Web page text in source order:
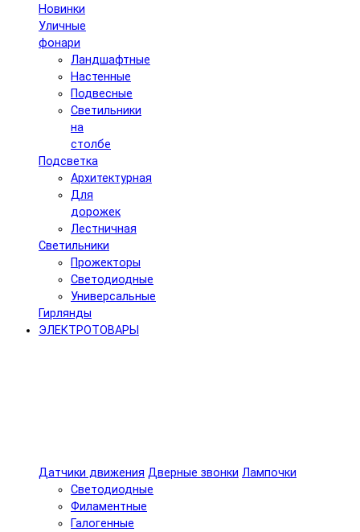
Новинки
Уличные
фонари
Ландшафтные
Настенные
Подвесные
Светильники
на
столбе
Подсветка
Архитектурная
Для
дорожек
Лестничная
Светильники
Прожекторы
Светодиодные
Универсальные
Гирлянды
ЭЛЕКТРОТОВАРЫ
Датчики движения Дверные звонки Лампочки
Светодиодные
Филаментные
Галогенные